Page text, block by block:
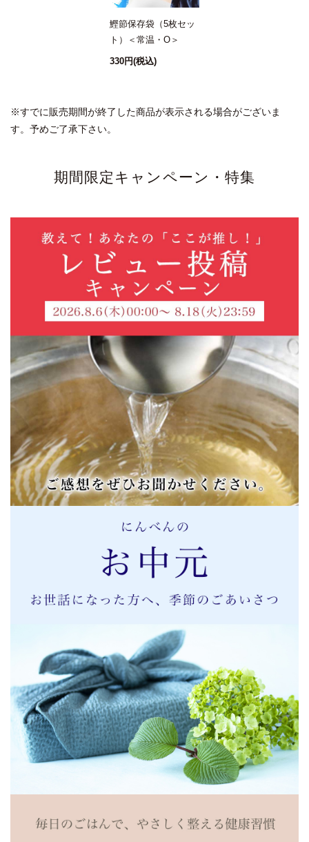
鰹節保存袋（5枚セッ
ト）＜常温・O＞
330円(税込)
※すでに販売期間が終了した商品が表示される場合がございま
す。予めご了承下さい。
期間限定キャンペーン・特集